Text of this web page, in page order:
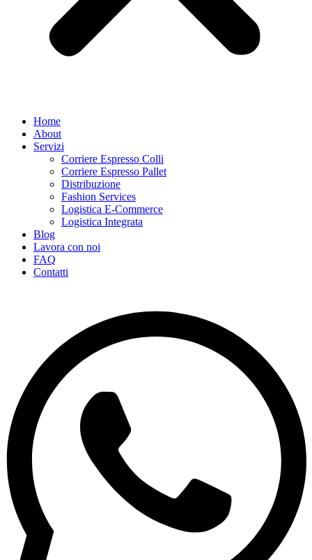
Home
About
Servizi
Corriere Espresso Colli
Corriere Espresso Pallet
Distribuzione
Fashion Services
Logistica E-Commerce
Logistica Integrata
Blog
Lavora con noi
FAQ
Contatti